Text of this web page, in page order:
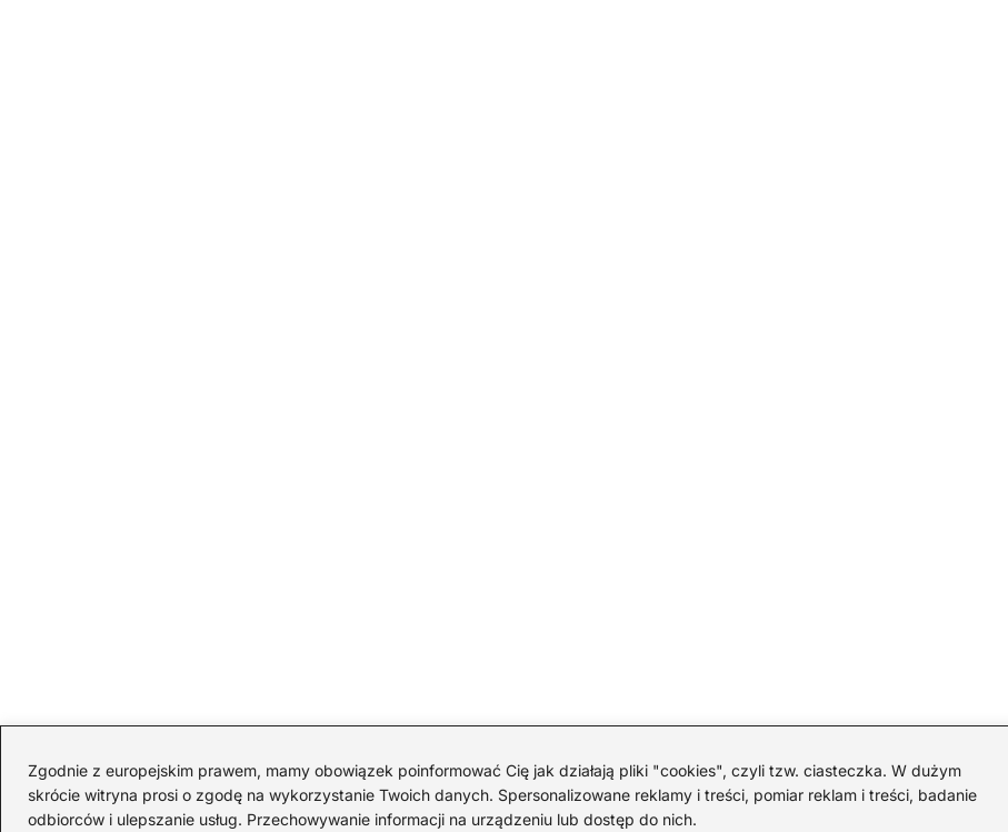
Zgodnie z europejskim prawem, mamy obowiązek poinformować Cię jak działają pliki "cookies", czyli tzw. ciasteczka. W dużym
skrócie witryna prosi o zgodę na wykorzystanie Twoich danych. Spersonalizowane reklamy i treści, pomiar reklam i treści, badanie
odbiorców i ulepszanie usług. Przechowywanie informacji na urządzeniu lub dostęp do nich.